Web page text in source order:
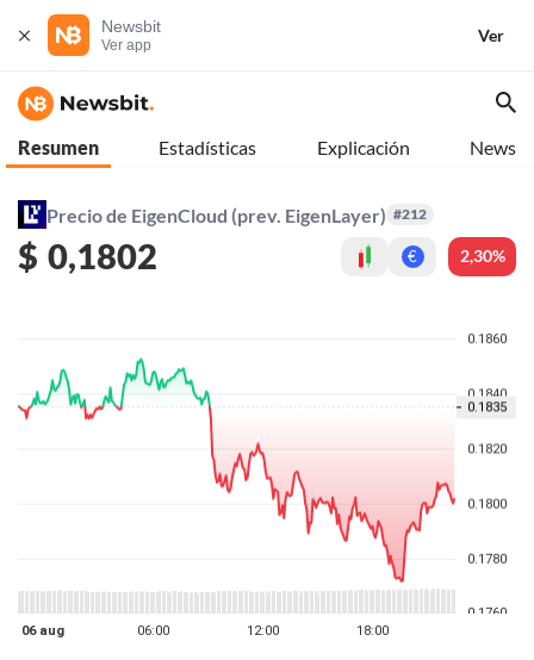
Newsbit
Ver app
Ver
Resumen Estadísticas Explicación News
Precio de EigenCloud (prev. EigenLayer) #212
$ 0,1802 € 2,30%